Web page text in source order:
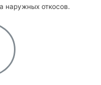
наружных откосов.